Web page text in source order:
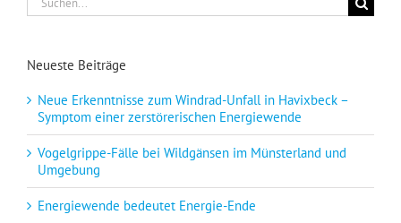
nach:
Neueste Beiträge
Neue Erkenntnisse zum Windrad-Unfall in Havixbeck –
Symptom einer zerstörerischen Energiewende
Vogelgrippe-Fälle bei Wildgänsen im Münsterland und
Umgebung
Energiewende bedeutet Energie-Ende